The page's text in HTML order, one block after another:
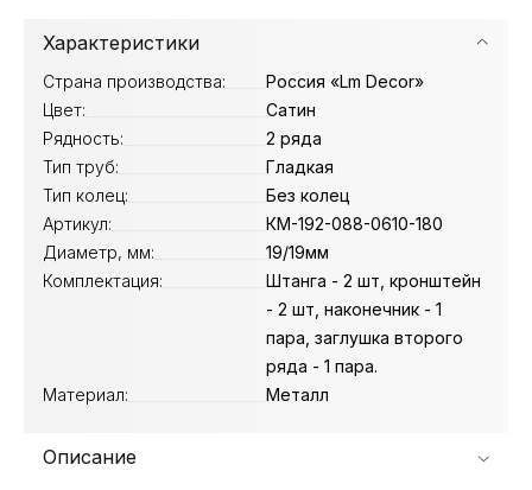
Характеристики
Страна производства:
Россия «Lm Decor»
Цвет:
Сатин
Рядность:
2 ряда
Тип труб:
Гладкая
Тип колец:
Без колец
Артикул:
КМ-192-088-0610-180
Диаметр, мм:
19/19мм
Комплектация:
Штанга - 2 шт, кронштейн
- 2 шт, наконечник - 1
пара, заглушка второго
ряда - 1 пара.
Материал:
Металл
Описание